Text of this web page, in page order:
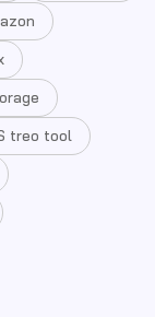
treo tool